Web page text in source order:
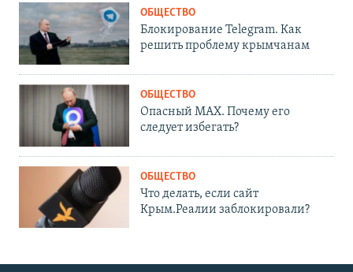
ОБЩЕСТВО
Блокирование Telegram. Как
решить проблему крымчанам
ОБЩЕСТВО
Опасный MAX. Почему его
следует избегать?
ОБЩЕСТВО
Что делать, если сайт
Крым.Реалии заблокировали?